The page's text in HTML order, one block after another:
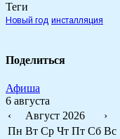
Теги
Новый год инсталляция
Поделиться
Афиша
6 августа
‹
Август 2026
›
Пн Вт Ср Чт Пт Сб Вс